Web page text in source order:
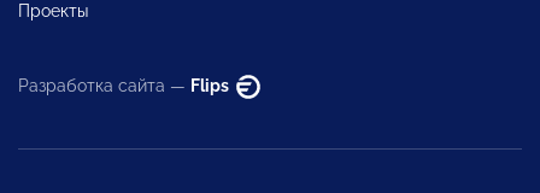
Проекты
Разработка сайта — Flips